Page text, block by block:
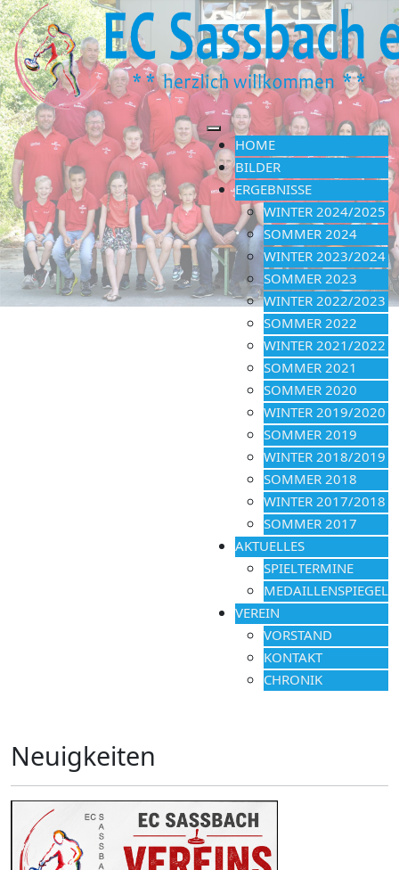
HOME
BILDER
ERGEBNISSE
WINTER 2024/2025
SOMMER 2024
WINTER 2023/2024
SOMMER 2023
WINTER 2022/2023
SOMMER 2022
WINTER 2021/2022
SOMMER 2021
SOMMER 2020
WINTER 2019/2020
SOMMER 2019
WINTER 2018/2019
SOMMER 2018
WINTER 2017/2018
SOMMER 2017
AKTUELLES
SPIELTERMINE
MEDAILLENSPIEGEL
VEREIN
VORSTAND
KONTAKT
CHRONIK
Neuigkeiten